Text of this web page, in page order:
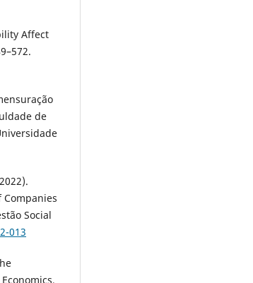
Affect
de
Companies
Social
013